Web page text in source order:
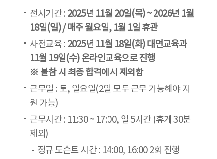
전시기간 : 2025년 11월 20일(목) ~ 2026년 1월
18일(일) / 매주 월요일, 1월 1일 휴관
사전교육 : 2025년 11월 18일(화) 대면교육과
11월 19일(수) 온라인교육으로 진행
※ 불참 시 최종 합격에서 제외함
근무일 : 토, 일요일(2일 모두 근무 가능해야 지
원 가능)
근무시간 : 11:30 ~ 17:00, 일 5시간 (휴게 30분
제외)
정규 도슨트 시간 : 14:00, 16:00 2회 진행